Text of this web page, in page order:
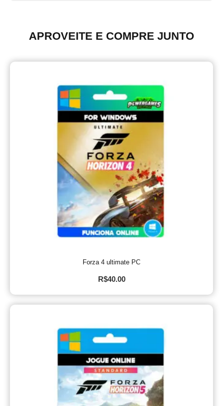
APROVEITE E COMPRE JUNTO
Forza 4 ultimate PC
R$40.00